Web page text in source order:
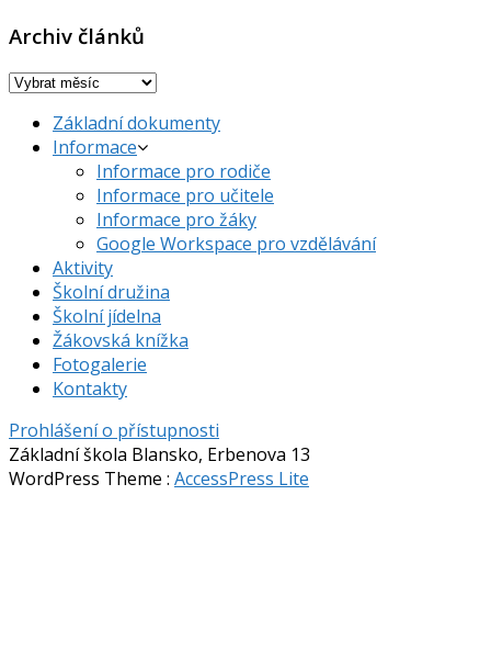
Archiv článků
Archiv
Základní dokumenty
Informace
Informace pro rodiče
Informace pro učitele
Informace pro žáky
Google Workspace pro vzdělávání
Aktivity
Školní družina
Školní jídelna
Žákovská knížka
Fotogalerie
Kontakty
Prohlášení o přístupnosti
Základní škola Blansko, Erbenova 13
WordPress Theme : AccessPress Lite